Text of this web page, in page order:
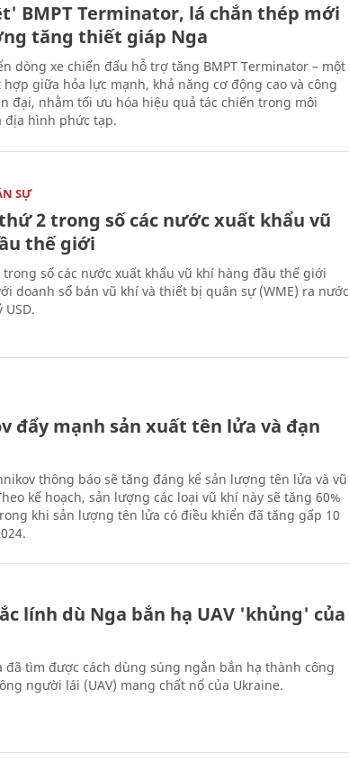
BMPT Terminator, lá chắn thép mới
tăng thiết giáp Nga
dòng xe chiến đấu hỗ trợ tăng BMPT Terminator – một
giữa hỏa lực mạnh, khả năng cơ động cao và công
đại, nhằm tối ưu hóa hiệu quả tác chiến trong môi
hình phức tạp.
SỰ
2 trong số các nước xuất khẩu vũ
thế giới
số các nước xuất khẩu vũ khí hàng đầu thế giới
doanh số bán vũ khí và thiết bị quân sự (WME) ra nước
đẩy mạnh sản xuất tên lửa và đạn
thông báo sẽ tăng đáng kể sản lượng tên lửa và vũ
kế hoạch, sản lượng các loại vũ khí này sẽ tăng 60%
khi sản lượng tên lửa có điều khiển đã tăng gấp 10
lính dù Nga bắn hạ UAV 'khủng' của
đã tìm được cách dùng súng ngắn bắn hạ thành công
người lái (UAV) mang chất nổ của Ukraine.